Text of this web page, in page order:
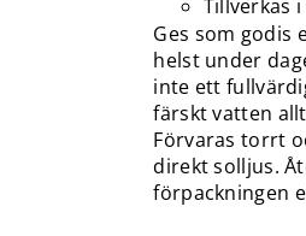
Tillverkas i
Ges som godis
helst under
inte ett
färskt vatten
Förvaras torrt
direkt solljus.
förpackningen